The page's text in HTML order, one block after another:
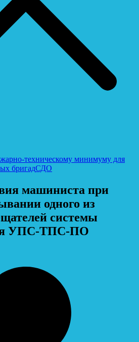
техническому минимуму для
бригадСДО
машиниста при
одного из
системы
УПС-ТПС-ПО